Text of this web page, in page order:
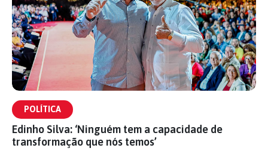
POLÍTICA
Edinho Silva: ‘Ninguém tem a capacidade de
transformação que nós temos’